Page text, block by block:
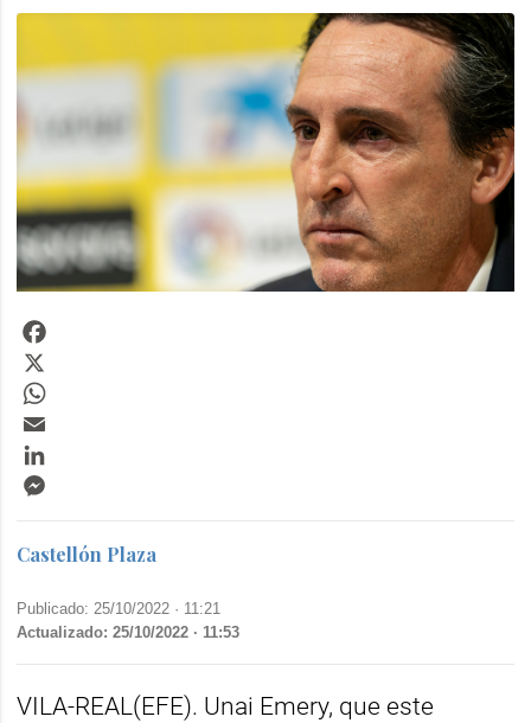
Castellón Plaza
Publicado: 25/10/2022 · 11:21
Actualizado: 25/10/2022 · 11:53
VILA-REAL(EFE). Unai Emery, que este